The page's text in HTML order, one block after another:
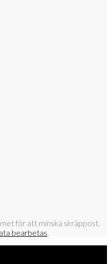
för att minska skräppost.
bearbetas.